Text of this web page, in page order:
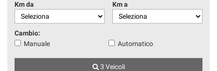
Km da Km a
Cambio:
Manuale
Automatico
3 Veicoli